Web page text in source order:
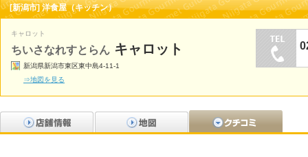
[新潟市] 洋食屋（キッチン）
キャロット
ちいさなれすとらん キャロット
新潟県新潟市東区東中島4-11-1
⇒地図を見る